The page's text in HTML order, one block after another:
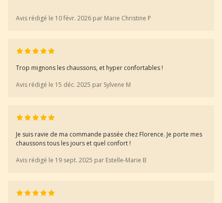
Avis rédigé le 10 févr. 2026 par Marie Christine P
Trop mignons les chaussons, et hyper confortables !
Avis rédigé le 15 déc. 2025 par Sylvene M
Je suis ravie de ma commande passée chez Florence. Je porte mes
chaussons tous les jours et quel confort !
Avis rédigé le 19 sept. 2025 par Estelle-Marie B